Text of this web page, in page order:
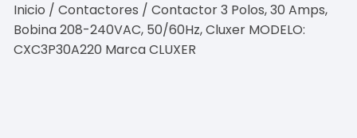
Inicio /Contactores / Contactor 3 Polos, 30 Amps,
Bobina 208-240VAC, 50/60Hz, Cluxer MODELO:
CXC3P30A220 Marca CLUXER